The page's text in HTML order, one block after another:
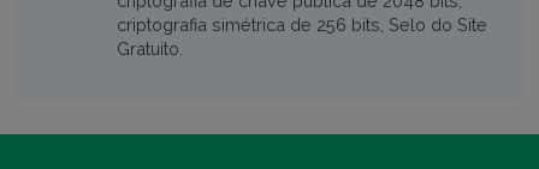
criptografia simétrica de 256 bits, Selo do Site
Gratuito.